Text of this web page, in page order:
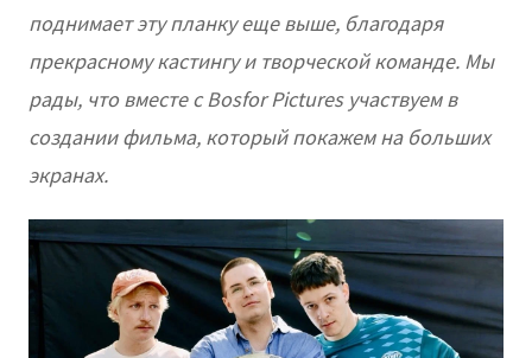
поднимает эту планку еще выше, благодаря
прекрасному кастингу и творческой команде. Мы
рады, что вместе с Bosfor Pictures участвуем в
создании фильма, который покажем на больших
экранах.